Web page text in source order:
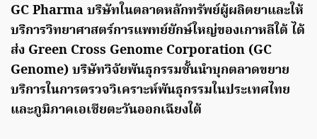
GC Pharma บริษัทในตลาดหลักทรัพย์ผู้ผลิตยาและให้
บริการวิทยาศาสตร์การแพทย์ยักษ์ใหญ่ของเกาหลีใต้ ได้
ส่ง Green Cross Genome Corporation (GC
Genome) บริษัทวิจัยพันธุกรรมชั้นนำบุกตลาดขยาย
บริการในการตรวจวิเคราะห์พันธุกรรมในประเทศไทย
และภูมิภาคเอเชียตะวันออกเฉียงใต้